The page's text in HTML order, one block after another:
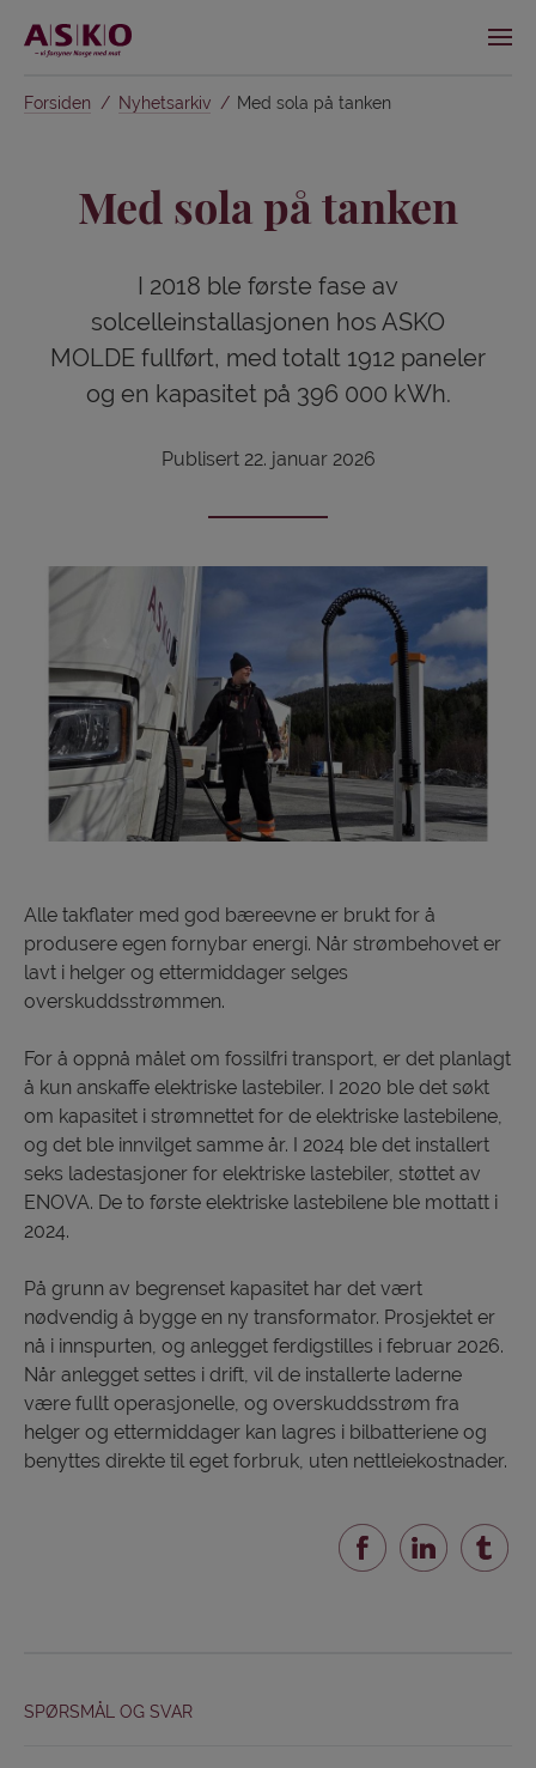
Forsiden Nyhetsarkiv Med sola på tanken
Med sola på tanken
I 2018 ble første fase av
solcelleinstallasjonen hos ASKO
MOLDE fullført, med totalt 1912 paneler
og en kapasitet på 396 000 kWh.
Publisert 22. januar 2026
Alle takflater med god bæreevne er brukt for å
produsere egen fornybar energi. Når strømbehovet er
lavt i helger og ettermiddager selges
overskuddsstrømmen.
For å oppnå målet om fossilfri transport, er det planlagt
å kun anskaffe elektriske lastebiler. I 2020 ble det søkt
om kapasitet i strømnettet for de elektriske lastebilene,
og det ble innvilget samme år. I 2024 ble det installert
seks ladestasjoner for elektriske lastebiler, støttet av
ENOVA. De to første elektriske lastebilene ble mottatt i
2024.
På grunn av begrenset kapasitet har det vært
nødvendig å bygge en ny transformator. Prosjektet er
nå i innspurten, og anlegget ferdigstilles i februar 2026.
Når anlegget settes i drift, vil de installerte laderne
være fullt operasjonelle, og overskuddsstrøm fra
helger og ettermiddager kan lagres i bilbatteriene og
benyttes direkte til eget forbruk, uten nettleiekostnader.
SPØRSMÅL OG SVAR